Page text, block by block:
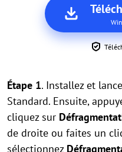
Étape 1. Installez et
Standard. Ensuite,
cliquez sur
de droite ou faites un
sélectionnez